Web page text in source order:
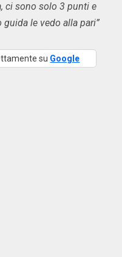
ci sono solo 3 punti e
le vedo alla pari”
su Google